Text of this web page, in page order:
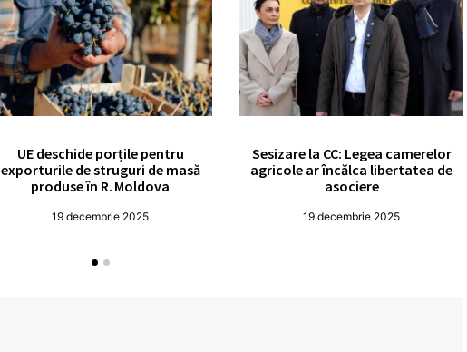
UE deschide porțile pentru
exporturile de struguri de masă
produse în R. Moldova
19 decembrie 2025
Sesizare la CC: Legea camerelor
agricole ar încălca libertatea de
asociere
19 decembrie 2025